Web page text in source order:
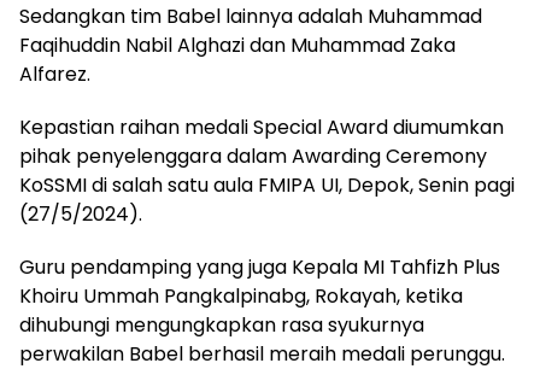
Sedangkan tim Babel lainnya adalah Muhammad
Faqihuddin Nabil Alghazi dan Muhammad Zaka
Alfarez.
Kepastian raihan medali Special Award diumumkan
pihak penyelenggara dalam Awarding Ceremony
KoSSMI di salah satu aula FMIPA UI, Depok, Senin pagi
(27/5/2024).
Guru pendamping yang juga Kepala MI Tahfizh Plus
Khoiru Ummah Pangkalpinabg, Rokayah, ketika
dihubungi mengungkapkan rasa syukurnya
perwakilan Babel berhasil meraih medali perunggu.